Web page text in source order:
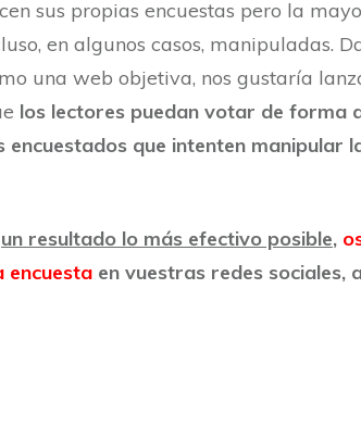
sus propias encuestas pero la
en algunos casos, manipuladas.
una web objetiva, nos gustaría
los lectores puedan votar de forma
que intenten manipular
un resultado lo más efectivo posible,
encuesta en vuestras redes sociales,